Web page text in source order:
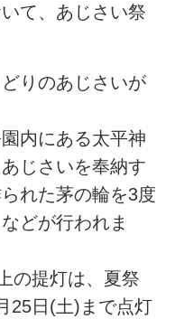
て、あじさい祭
りのあじさいが
内にある太平神
じさいを奉納す
れた茅の輪を3度
どが行われま
の提灯は、夏祭
25日(土)まで点灯